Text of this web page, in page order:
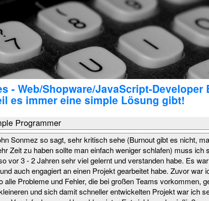
- Web/Shopware/JavaScript-Developer
es immer eine simple Lösung gibt!
Programmer
Sonmez so sagt, sehr kritisch sehe (Burnout gibt es nicht,
Zeit zu haben sollte man einfach weniger schlafen) muss ich
vor 3 - 2 Jahren sehr viel gelernt und verstanden habe. Es
auch engagiert an einen Projekt gearbeitet habe. Zuvor war
alle Probleme und Fehler, die bei großen Teams vorkommen,
und sich damit schneller entwickelten Projekt war ich